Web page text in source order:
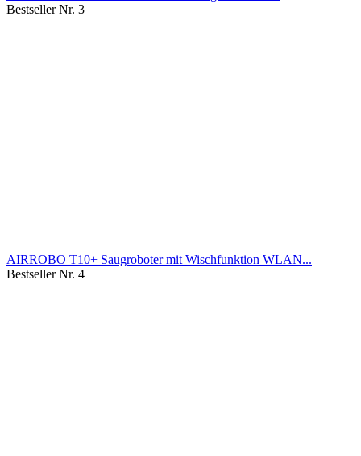
Bestseller Nr. 3
AIRROBO T10+ Saugroboter mit Wischfunktion WLAN...
Bestseller Nr. 4